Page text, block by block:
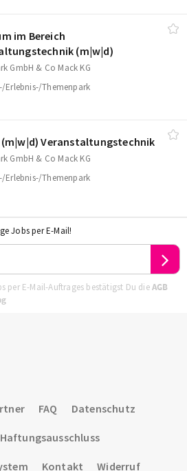
im Bereich
(m|w|d)
GmbH & Co Mack KG
Erlebnis-/Themenpark
Veranstaltungstechnik
GmbH & Co Mack KG
Erlebnis-/Themenpark
Jobs per E-Mail!
per E-Mail-Auftrages bestätigst Du dieAGB
FAQ Datenschutz
Haftungsausschluss
Kontakt Widerruf